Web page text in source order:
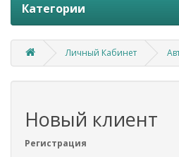
Категории
Личный Кабинет
Новый клиент
Регистрация